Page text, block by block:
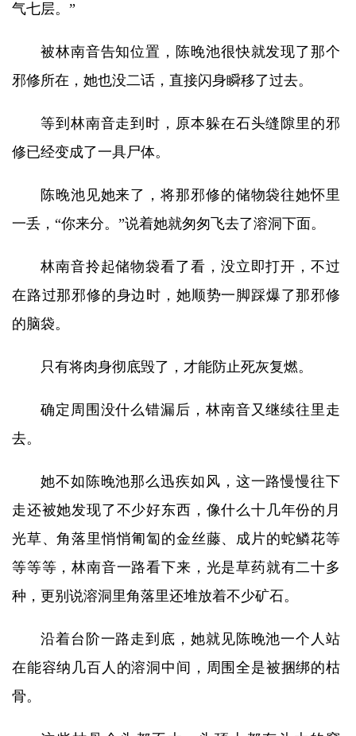
气七层。”
被林南音告知位置，陈晚池很快就发现了那个
邪修所在，她也没二话，直接闪身瞬移了过去。
等到林南音走到时，原本躲在石头缝隙里的邪
修已经变成了一具尸体。
陈晚池见她来了，将那邪修的储物袋往她怀里
一丢，“你来分。”说着她就匆匆飞去了溶洞下面。
林南音拎起储物袋看了看，没立即打开，不过
在路过那邪修的身边时，她顺势一脚踩爆了那邪修
的脑袋。
只有将肉身彻底毁了，才能防止死灰复燃。
确定周围没什么错漏后，林南音又继续往里走
去。
她不如陈晚池那么迅疾如风，这一路慢慢往下
走还被她发现了不少好东西，像什么十几年份的月
光草、角落里悄悄匍匐的金丝藤、成片的蛇鳞花等
等等等，林南音一路看下来，光是草药就有二十多
种，更别说溶洞里角落里还堆放着不少矿石。
沿着台阶一路走到底，她就见陈晚池一个人站
在能容纳几百人的溶洞中间，周围全是被捆绑的枯
骨。